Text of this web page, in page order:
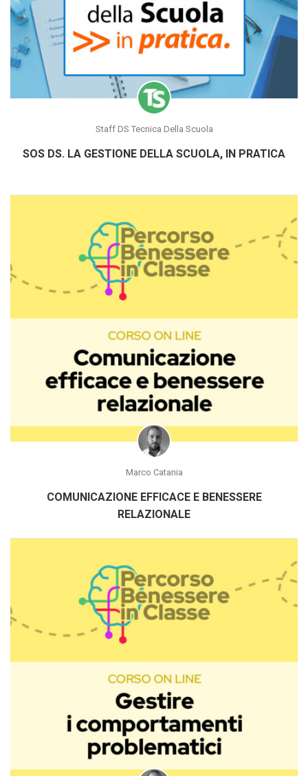
Staff DS Tecnica Della Scuola
SOS DS. LA GESTIONE DELLA SCUOLA, IN PRATICA
Marco Catania
COMUNICAZIONE EFFICACE E BENESSERE
RELAZIONALE